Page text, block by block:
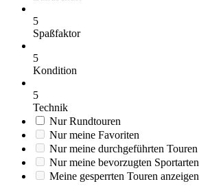
5
Spaßfaktor
5
Kondition
5
Technik
Nur Rundtouren
Nur meine Favoriten
Nur meine durchgeführten Touren
Nur meine bevorzugten Sportarten
Meine gesperrten Touren anzeigen